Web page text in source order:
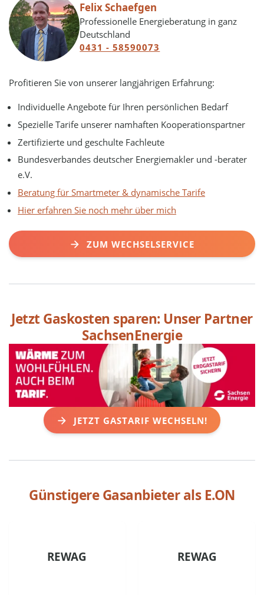
Felix Schaefgen
Professionelle Energieberatung in ganz
Deutschland
0431 - 58590073
Profitieren Sie von unserer langjährigen Erfahrung:
Individuelle Angebote für Ihren persönlichen Bedarf
Spezielle Tarife unserer namhaften Kooperationspartner
Zertifizierte und geschulte Fachleute
Bundesverbandes deutscher Energiemakler und -berater
e.V.
Beratung für Smartmeter & dynamische Tarife
Hier erfahren Sie noch mehr über mich
ZUM WECHSELSERVICE
Jetzt Gaskosten sparen: Unser Partner
SachsenEnergie
JETZT GASTARIF WECHSELN!
Günstigere Gasanbieter als E.ON
REWAG REWAG